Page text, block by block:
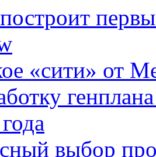
«сити» от
выбор